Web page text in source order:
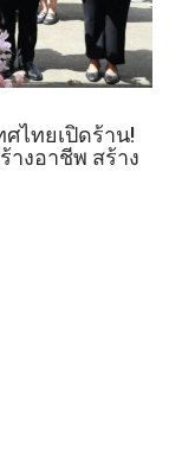
ไทยเปิดร้าน!
างอาชีพ สร้าง